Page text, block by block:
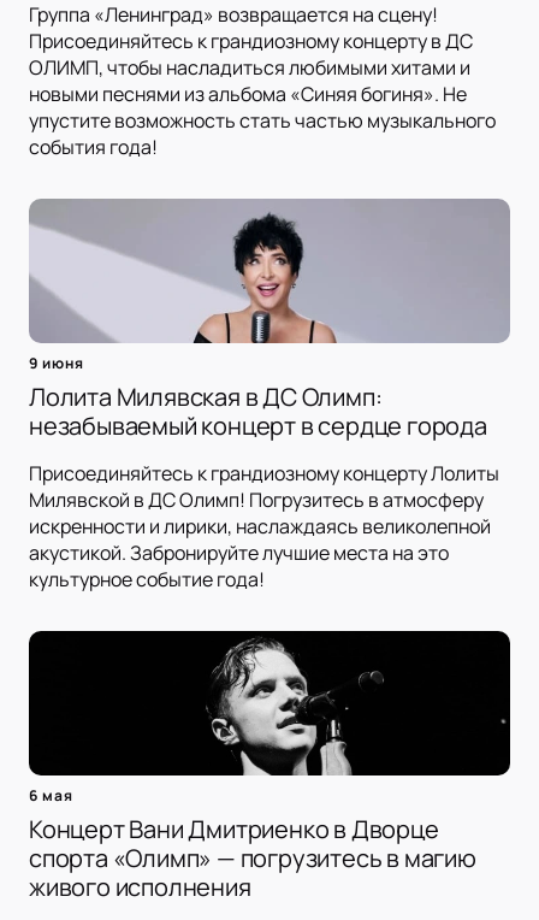
Группа «Ленинград» возвращается на сцену!
Присоединяйтесь к грандиозному концерту в ДС
ОЛИМП, чтобы насладиться любимыми хитами и
новыми песнями из альбома «Синяя богиня». Не
упустите возможность стать частью музыкального
события года!
9 июня
Лолита Милявская в ДС Олимп:
незабываемый концерт в сердце города
Присоединяйтесь к грандиозному концерту Лолиты
Милявской в ДС Олимп! Погрузитесь в атмосферу
искренности и лирики, наслаждаясь великолепной
акустикой. Забронируйте лучшие места на это
культурное событие года!
6 мая
Концерт Вани Дмитриенко в Дворце
спорта «Олимп» — погрузитесь в магию
живого исполнения